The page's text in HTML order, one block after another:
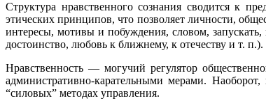
Структура нравственного сознания сводится к
этических принципов, что позволяет личности,
интересы, мотивы и побуждения, словом, запускать,
достоинство, любовь к ближнему, к отечеству и т. п.).
Нравственность — могучий регулятор
административно-карательными мерами.
“силовых” методах управления.